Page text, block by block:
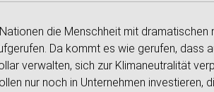
die Menschheit mit dramatischen
Da kommt es wie gerufen, dass
verwalten, sich zur Klimaneutralität
nur noch in Unternehmen investieren,